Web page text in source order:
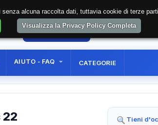
AREA RISERVATA REGISTRAZIONE
AIUTO - FAQ CATEGORIE
22 Tieni
alcuna raccolta dati, tuttavia cookie di terze
Visualizza la Privacy Policy Completa